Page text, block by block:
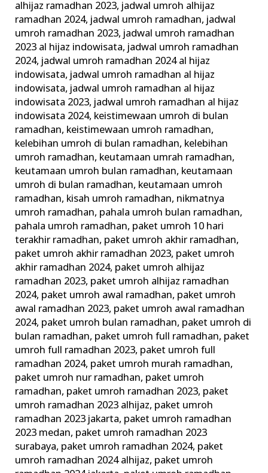
alhijaz ramadhan 2023, jadwal umroh alhijaz
ramadhan 2024, jadwal umroh ramadhan, jadwal
umroh ramadhan 2023, jadwal umroh ramadhan
2023 al hijaz indowisata, jadwal umroh ramadhan
2024, jadwal umroh ramadhan 2024 al hijaz
indowisata, jadwal umroh ramadhan al hijaz
indowisata, jadwal umroh ramadhan al hijaz
indowisata 2023, jadwal umroh ramadhan al hijaz
indowisata 2024, keistimewaan umroh di bulan
ramadhan, keistimewaan umroh ramadhan,
kelebihan umroh di bulan ramadhan, kelebihan
umroh ramadhan, keutamaan umrah ramadhan,
keutamaan umroh bulan ramadhan, keutamaan
umroh di bulan ramadhan, keutamaan umroh
ramadhan, kisah umroh ramadhan, nikmatnya
umroh ramadhan, pahala umroh bulan ramadhan,
pahala umroh ramadhan, paket umroh 10 hari
terakhir ramadhan, paket umroh akhir ramadhan,
paket umroh akhir ramadhan 2023, paket umroh
akhir ramadhan 2024, paket umroh alhijaz
ramadhan 2023, paket umroh alhijaz ramadhan
2024, paket umroh awal ramadhan, paket umroh
awal ramadhan 2023, paket umroh awal ramadhan
2024, paket umroh bulan ramadhan, paket umroh di
bulan ramadhan, paket umroh full ramadhan, paket
umroh full ramadhan 2023, paket umroh full
ramadhan 2024, paket umroh murah ramadhan,
paket umroh nur ramadhan, paket umroh
ramadhan, paket umroh ramadhan 2023, paket
umroh ramadhan 2023 alhijaz, paket umroh
ramadhan 2023 jakarta, paket umroh ramadhan
2023 medan, paket umroh ramadhan 2023
surabaya, paket umroh ramadhan 2024, paket
umroh ramadhan 2024 alhijaz, paket umroh